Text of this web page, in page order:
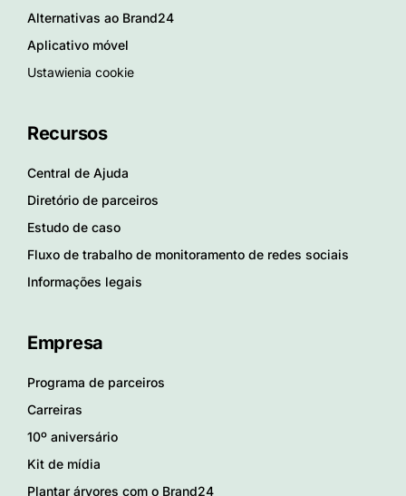
Alternativas ao Brand24
Aplicativo móvel
Ustawienia cookie
Recursos
Central de Ajuda
Diretório de parceiros
Estudo de caso
Fluxo de trabalho de monitoramento de redes sociais
Informações legais
Empresa
Programa de parceiros
Carreiras
10º aniversário
Kit de mídia
Plantar árvores com o Brand24